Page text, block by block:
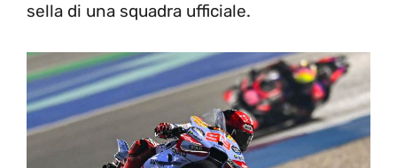
sella di una squadra ufficiale.